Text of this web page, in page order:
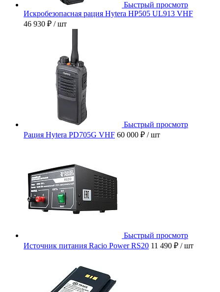
Быстрый просмотр
Искробезопасная рация Hytera HP505 UL913 VHF
46 930 ₽ / шт
Быстрый просмотр
Рация Hytera PD705G VHF 60 000 ₽ / шт
Быстрый просмотр
Источник питания Racio Power RS20 11 490 ₽ / шт